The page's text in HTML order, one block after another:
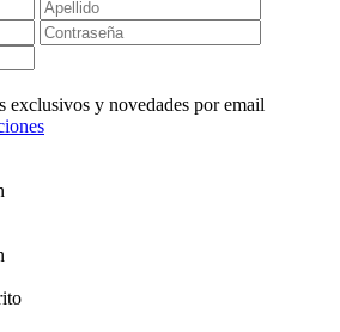
exclusivos y novedades por email